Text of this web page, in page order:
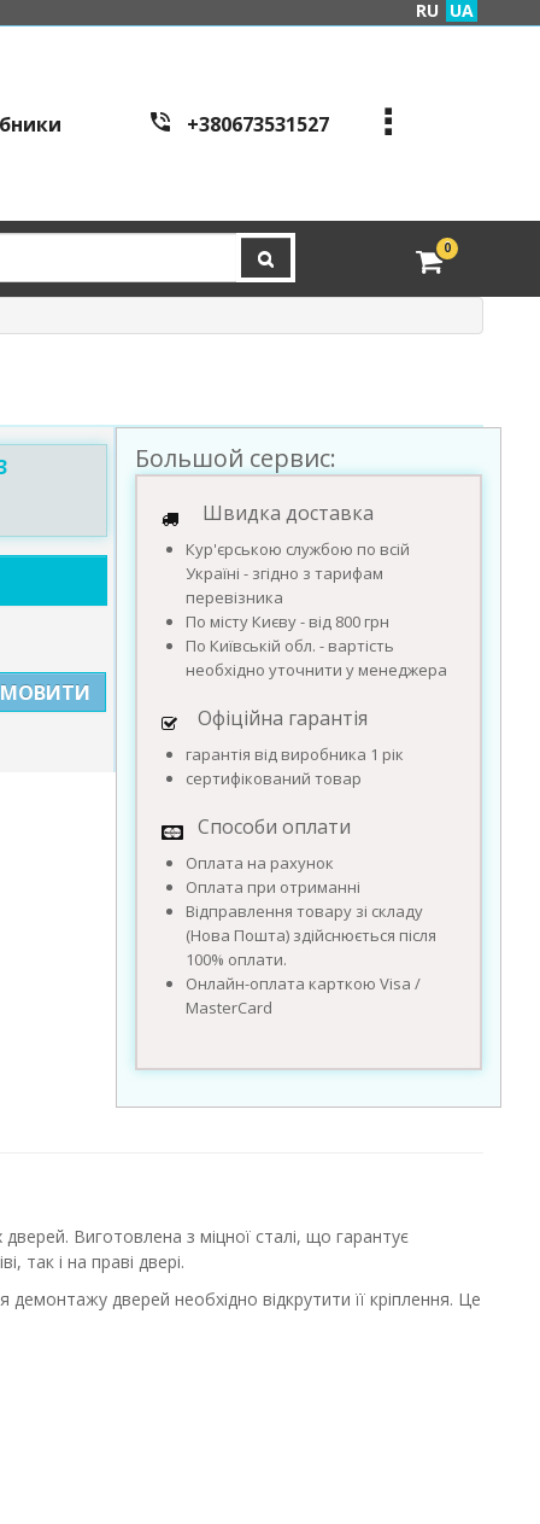
RU UA
+380673531527
edveri.kyiv@gmail.com
Режим работы c
tre:
м. Київ, вул. Куренівсь
б з 10:00 до 16:00
0
Большой сервис:
Швидка доставка
Кур'єрською службою по всій
Україні - згідно з тарифам
перевізника
По місту Києву - від 800 грн
По Київській обл. - вартість
необхідно уточнити у менеджера
Офіційна гарантія
гарантія від виробника 1 рік
сертифікований товар
Способи оплати
Оплата на рахунок
Оплата при отриманні
Відправлення товару зі складу
(Нова Пошта) здійснюється після
100% оплати.
Онлайн-оплата карткою Visa /
MasterCard
Виготовлена з міцної сталі, що гарантує
так і на праві двері.
демонтажу дверей необхідно відкрутити її кріплення. Це